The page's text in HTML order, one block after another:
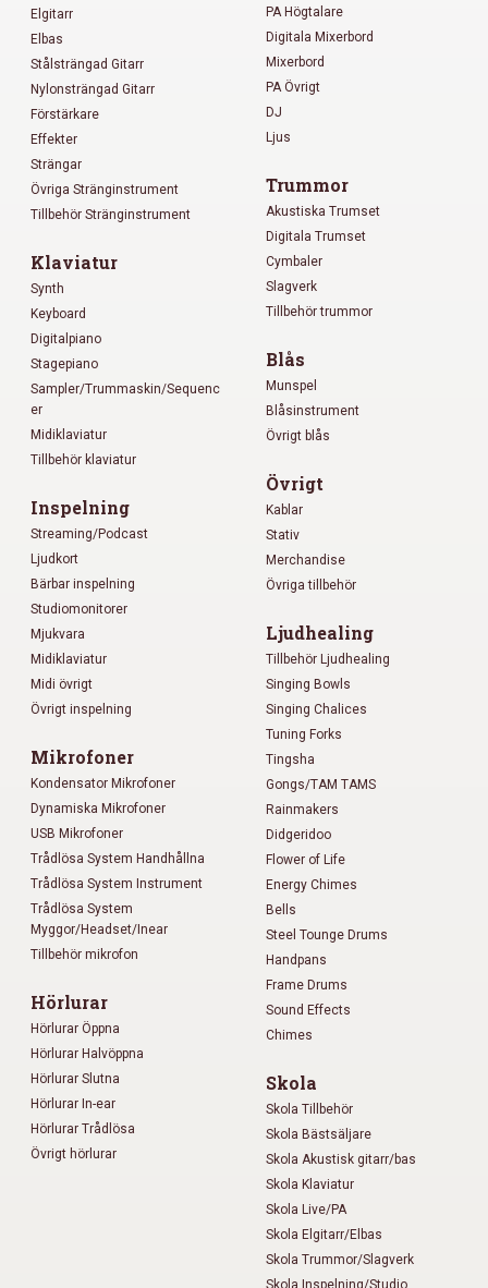
Elgitarr
Elbas
Stålsträngad Gitarr
Nylonsträngad Gitarr
Förstärkare
Effekter
Strängar
Övriga Stränginstrument
Tillbehör Stränginstrument
Klaviatur
Synth
Keyboard
Digitalpiano
Stagepiano
Sampler/Trummaskin/Sequenc
er
Midiklaviatur
Tillbehör klaviatur
Inspelning
Streaming/Podcast
Ljudkort
Bärbar inspelning
Studiomonitorer
Mjukvara
Midiklaviatur
Midi övrigt
Övrigt inspelning
Mikrofoner
Kondensator Mikrofoner
Dynamiska Mikrofoner
USB Mikrofoner
Trådlösa System Handhållna
Trådlösa System Instrument
Trådlösa System
Myggor/Headset/Inear
Tillbehör mikrofon
Hörlurar
Hörlurar Öppna
Hörlurar Halvöppna
Hörlurar Slutna
Hörlurar In-ear
Hörlurar Trådlösa
Övrigt hörlurar
PA Högtalare
Digitala Mixerbord
Mixerbord
PA Övrigt
DJ
Ljus
Trummor
Akustiska Trumset
Digitala Trumset
Cymbaler
Slagverk
Tillbehör trummor
Blås
Munspel
Blåsinstrument
Övrigt blås
Övrigt
Kablar
Stativ
Merchandise
Övriga tillbehör
Ljudhealing
Tillbehör Ljudhealing
Singing Bowls
Singing Chalices
Tuning Forks
Tingsha
Gongs/TAM TAMS
Rainmakers
Didgeridoo
Flower of Life
Energy Chimes
Bells
Steel Tounge Drums
Handpans
Frame Drums
Sound Effects
Chimes
Skola
Skola Tillbehör
Skola Bästsäljare
Skola Akustisk gitarr/bas
Skola Klaviatur
Skola Live/PA
Skola Elgitarr/Elbas
Skola Trummor/Slagverk
Skola Inspelning/Studio